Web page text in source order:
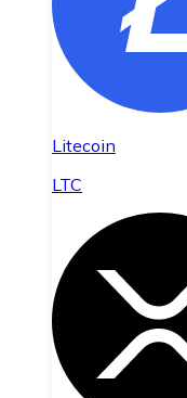
Litecoin
LTC